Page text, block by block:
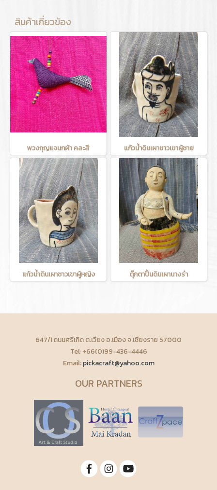
สินค้าเกี่ยวข้อง
พวงกุญแจนกผ้า คละสี แก้วน้ำดินเผาชาวเขาผู้ชาย
แก้วน้ำดินเผาชาวเขาผู้หญิง ตุ๊กตาปั้นดินเผานางรำ
647/1 ถนนศรีเกิด ต.เวียง อ.เมือง จ.เชียงราย 57000
Tel: +66(0)99-436-4446
Email:pickacraft@yahoo.com
OUR PARTNERS